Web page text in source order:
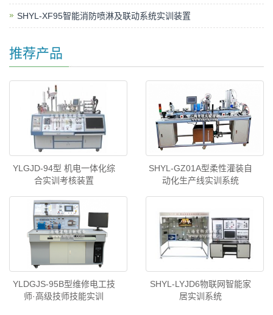
SHYL-XF95智能消防喷淋及联动系统实训装置
推荐产品
YLGJD-94型 机电一体化综
合实训考核装置
SHYL-GZ01A型柔性灌装自
动化生产线实训系统
YLDGJS-95B型维修电工技
师·高级技师技能实训
SHYL-LYJD6物联网智能家
居实训系统